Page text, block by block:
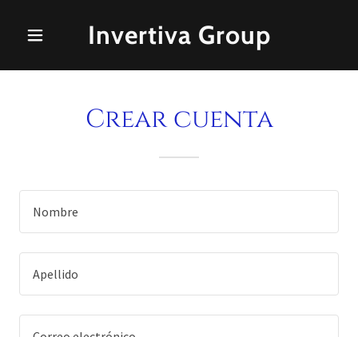
Invertiva Group
Crear cuenta